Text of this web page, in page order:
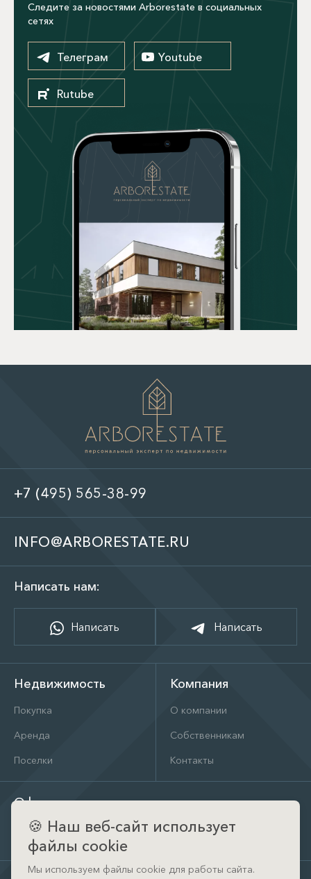
Следите за новостями Arborestate в социальных
сетях
Телеграм Youtube
Rutube
+7 (495) 565-38-99
INFO@ARBORESTATE.RU
Написать нам:
Написать Написать
Недвижимость
Покупка
Аренда
Поселки
Компания
О компании
Собственникам
Контакты
Офис
д. Тимошкино, ул. Архитектора Райта, д. 1 (КП Кристал
Истра)
🍪 Наш веб-сайт использует
файлы cookie
Мы используем файлы cookie для работы сайта.